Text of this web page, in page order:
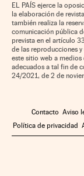
EL PAÍS ejerce la
la elaboración de
también realiza la
comunicación pública
prevista en el artículo
de las reproducciones
este sitio web a
adecuados a tal fin de
24/2021, de 2 de
Contacto Aviso
Política de privacidad